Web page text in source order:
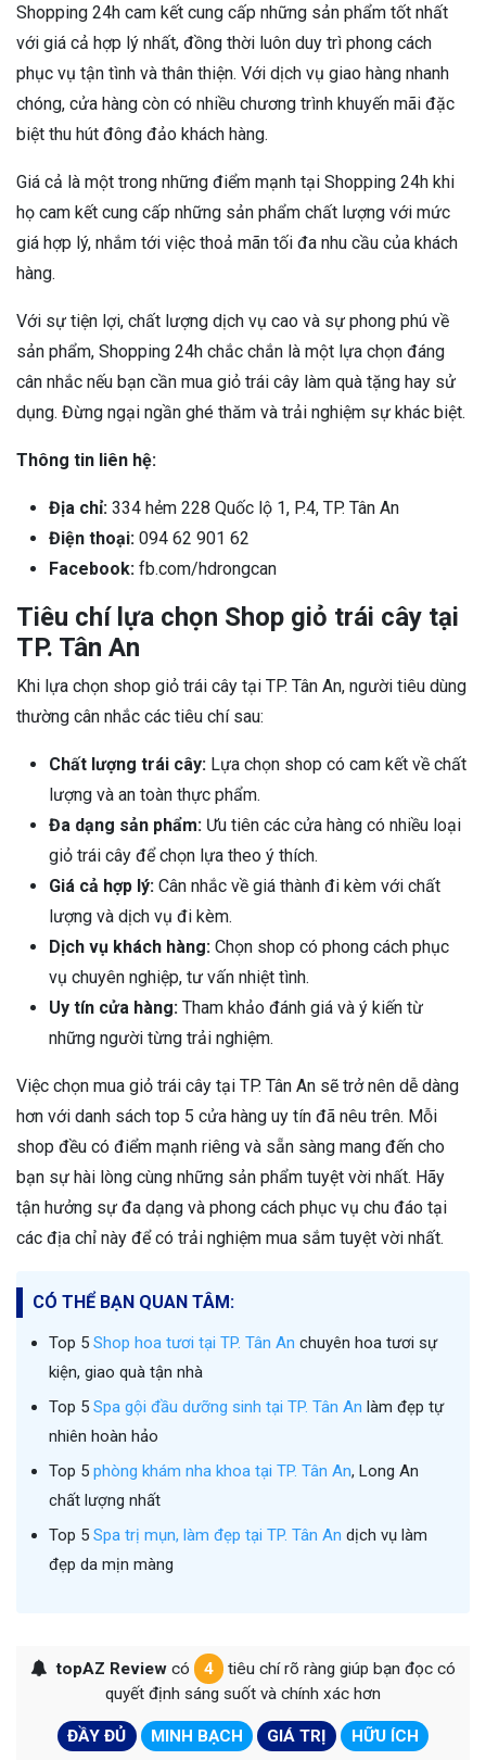
Shopping 24h cam kết cung cấp những sản phẩm tốt nhất
với giá cả hợp lý nhất, đồng thời luôn duy trì phong cách
phục vụ tận tình và thân thiện. Với dịch vụ giao hàng nhanh
chóng, cửa hàng còn có nhiều chương trình khuyến mãi đặc
biệt thu hút đông đảo khách hàng.
Giá cả là một trong những điểm mạnh tại Shopping 24h khi
họ cam kết cung cấp những sản phẩm chất lượng với mức
giá hợp lý, nhắm tới việc thoả mãn tối đa nhu cầu của khách
hàng.
Với sự tiện lợi, chất lượng dịch vụ cao và sự phong phú về
sản phẩm, Shopping 24h chắc chắn là một lựa chọn đáng
cân nhắc nếu bạn cần mua giỏ trái cây làm quà tặng hay sử
dụng. Đừng ngại ngần ghé thăm và trải nghiệm sự khác biệt.
Thông tin liên hệ:
Địa chỉ: 334 hẻm 228 Quốc lộ 1, P.4, TP. Tân An
Điện thoại: 094 62 901 62
Facebook: fb.com/hdrongcan
Tiêu chí lựa chọn Shop giỏ trái cây tại
TP. Tân An
Khi lựa chọn shop giỏ trái cây tại TP. Tân An, người tiêu dùng
thường cân nhắc các tiêu chí sau:
Chất lượng trái cây: Lựa chọn shop có cam kết về chất
lượng và an toàn thực phẩm.
Đa dạng sản phẩm: Ưu tiên các cửa hàng có nhiều loại
giỏ trái cây để chọn lựa theo ý thích.
Giá cả hợp lý: Cân nhắc về giá thành đi kèm với chất
lượng và dịch vụ đi kèm.
Dịch vụ khách hàng: Chọn shop có phong cách phục
vụ chuyên nghiệp, tư vấn nhiệt tình.
Uy tín cửa hàng: Tham khảo đánh giá và ý kiến từ
những người từng trải nghiệm.
Việc chọn mua giỏ trái cây tại TP. Tân An sẽ trở nên dễ dàng
hơn với danh sách top 5 cửa hàng uy tín đã nêu trên. Mỗi
shop đều có điểm mạnh riêng và sẵn sàng mang đến cho
bạn sự hài lòng cùng những sản phẩm tuyệt vời nhất. Hãy
tận hưởng sự đa dạng và phong cách phục vụ chu đáo tại
các địa chỉ này để có trải nghiệm mua sắm tuyệt vời nhất.
CÓ THỂ BẠN QUAN TÂM:
Top 5 Shop hoa tươi tại TP. Tân An chuyên hoa tươi sự
kiện, giao quà tận nhà
Top 5 Spa gội đầu dưỡng sinh tại TP. Tân An làm đẹp tự
nhiên hoàn hảo
Top 5 phòng khám nha khoa tại TP. Tân An, Long An
chất lượng nhất
Top 5 Spa trị mụn, làm đẹp tại TP. Tân An dịch vụ làm
đẹp da mịn màng
topAZ Reviewcó 4
tiêu chí rõ ràng giúp bạn đọc có
quyết định sáng suốt và chính xác hơn
ĐẦY ĐỦ MINH BẠCH GIÁ TRỊ HỮU ÍCH